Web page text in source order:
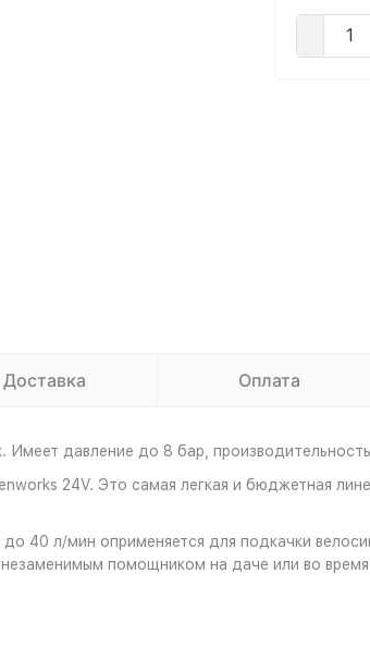
Доставка Оплата
давление до 8 бар,
24V. Это самая легкая и бюджетная
40 л/мин оприменяется для подкачки
помощником на даче или во